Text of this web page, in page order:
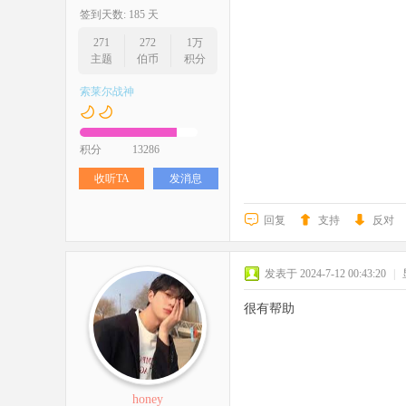
签到天数: 185 天
271
主题
272
伯币
1万
积分
索莱尔战神
积分 13286
收听TA 发消息
回复 支持 反对
honey
发表于 2024-7-12 00:43:20
很有帮助